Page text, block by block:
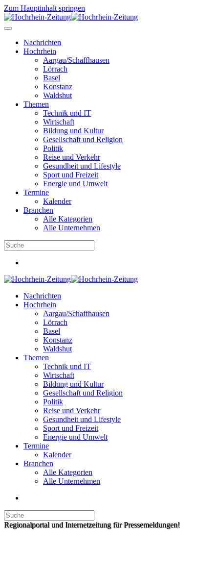
Zum Hauptinhalt springen
Nachrichten
Hochrhein
Aargau/Schaffhausen
Lörrach
Basel
Konstanz
Waldshut
Themen
Technik und IT
Wirtschaft
Bildung und Kultur
Gesellschaft und Religion
Politik
Reise und Verkehr
Gesundheit und Lifestyle
Sport und Freizeit
Energie und Umwelt
Termine
Kalender
Branchen
Alle Kategorien
Alle Unternehmen
Nachrichten
Hochrhein
Aargau/Schaffhausen
Lörrach
Basel
Konstanz
Waldshut
Themen
Technik und IT
Wirtschaft
Bildung und Kultur
Gesellschaft und Religion
Politik
Reise und Verkehr
Gesundheit und Lifestyle
Sport und Freizeit
Energie und Umwelt
Termine
Kalender
Branchen
Alle Kategorien
Alle Unternehmen
Regionalportal und Internetzeitung für Pressemeldungen!